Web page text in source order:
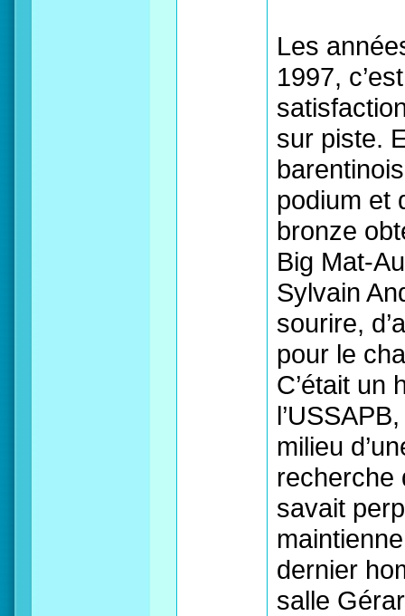
Les
1997,
sur piste.
podium et
bronze
Big Mat-
Sylvain
sourire,
pour le
C’était un
milieu
recherche
savait
dernier
salle